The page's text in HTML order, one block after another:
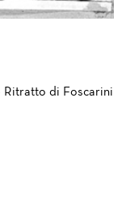
Ritratto di Foscarini